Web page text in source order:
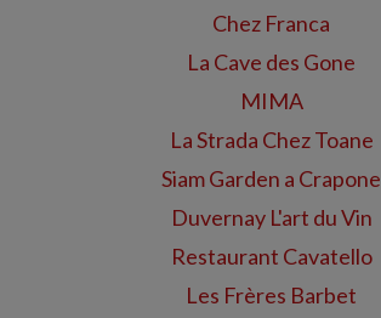
Chez Franca
La Cave des Gone
MIMA
La Strada Chez Toane
Siam Garden a Crapone
Duvernay L'art du Vin
Restaurant Cavatello
Les Frères Barbet